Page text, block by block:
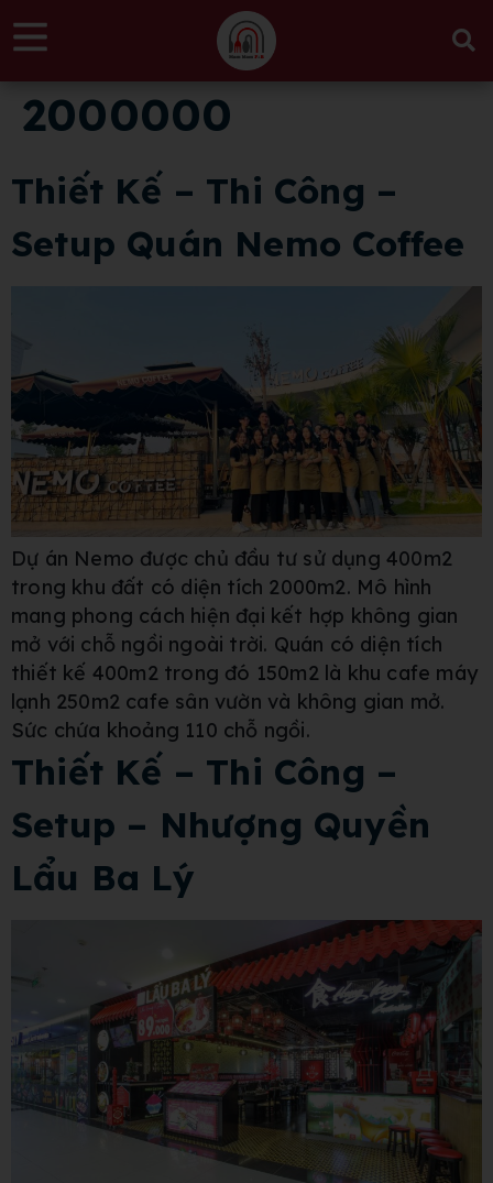
2000000
Thiết Kế – Thi Công –
Setup Quán Nemo Coffee
Dự án Nemo được chủ đầu tư sử dụng 400m2
trong khu đất có diện tích 2000m2. Mô hình
mang phong cách hiện đại kết hợp không gian
mở với chỗ ngồi ngoài trời. Quán có diện tích
thiết kế 400m2 trong đó 150m2 là khu cafe máy
lạnh 250m2 cafe sân vườn và không gian mở.
Sức chứa khoảng 110 chỗ ngồi.
Thiết Kế – Thi Công –
Setup – Nhượng Quyền
Lẩu Ba Lý